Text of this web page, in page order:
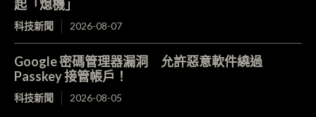
起「熄機」
科技新聞 2026-08-07
Google 密碼管理器漏洞 允許惡意軟件繞過
Passkey 接管帳戶！
科技新聞 2026-08-05